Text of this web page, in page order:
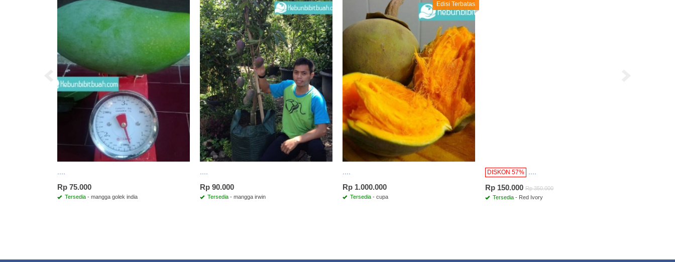
Rp 75.000
Tersedia - mangga golek india
Rp 90.000
Tersedia - mangga irwin
Edisi Terbatas
Rp 1.000.000
Tersedia - cupa
DISKON 57%
Rp 150.000 Rp 350.000
Tersedia - Red Ivory